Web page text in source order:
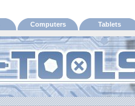
Computers Tablets